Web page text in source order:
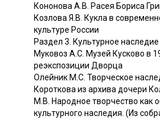
Кононова A.B. Расея Бориса
Козлова Я.В. Кукла в
культуре России
Раздел 3. Культурное
Муковоз A.C. Музей Кусково в
реэкспозиции Дворца
Олейник М.С. Творческое
Короткова из архива дочери
М.В. Народное творчество как
культурного наследия. (Из